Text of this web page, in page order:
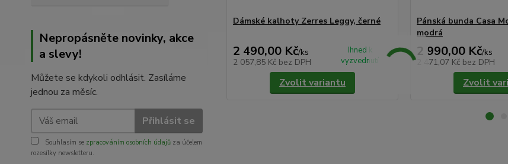
Nepropásněte novinky, akce
a slevy!
Můžete se kdykoli odhlásit. Zasíláme
jednou za měsíc.
Přihlásit se
Souhlasím se zpracováním osobních údajů za účelem
rozesílky newsletteru.
Dámské kalhoty Zerres Leggy, černé
2 490,00 Kč/ks
2 057,85 Kč bez DPH
Ihned k
vyzvednutí
Zvolit variantu
Pánská bunda Casa
modrá
2 990,00 Kč/ks
2 471,07 Kč bez DPH
Zvolit